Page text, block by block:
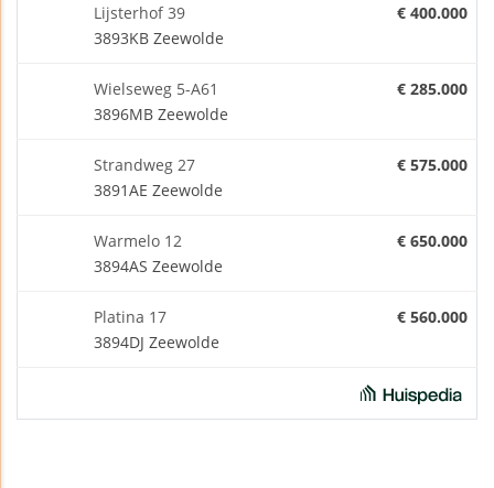
Lijsterhof 39
3893KB Zeewolde
€ 400.000
Wielseweg 5-A61
3896MB Zeewolde
€ 285.000
Strandweg 27
3891AE Zeewolde
€ 575.000
Warmelo 12
3894AS Zeewolde
€ 650.000
Platina 17
3894DJ Zeewolde
€ 560.000